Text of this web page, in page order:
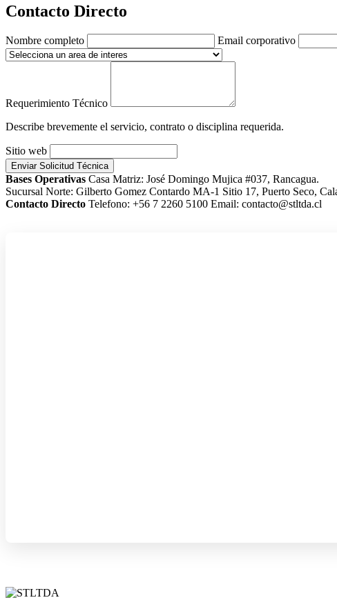
Contacto Directo
Nombre completo Email corporativo
Requerimiento Técnico
Describe brevemente el servicio, contrato o disciplina requerida.
Sitio web
Enviar Solicitud Técnica
Bases Operativas Casa Matriz: José Domingo Mujica #037, Rancagua.
Sucursal Norte: Gilberto Gomez Contardo MA-1 Sitio 17, Puerto Seco,
Contacto Directo Telefono: +56 7 2260 5100 Email: contacto@stltda.cl